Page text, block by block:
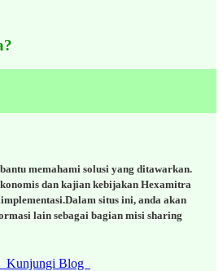
memahami solusi yang ditawarkan.
dan kajian kebijakan Hexamitra
situs ini, anda akan
lain sebagai bagian misi sharing
Kunjungi Blog